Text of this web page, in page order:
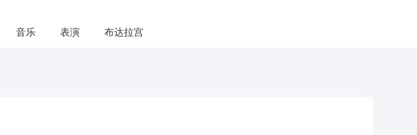
音乐 表演 布达拉宫